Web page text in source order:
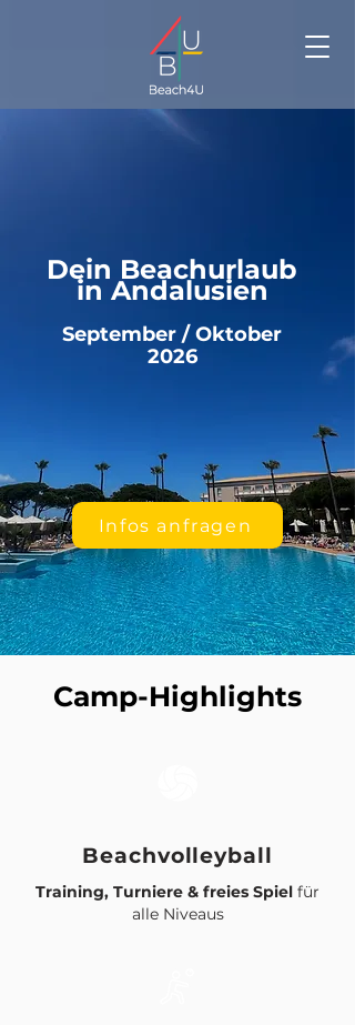
Dein Beachurlaub
in Andalusien
September / Oktober
2026
Infos anfragen
Camp-Highlights
Beachvolleyball
Training, Turniere & freies Spiel für
alle Niveaus